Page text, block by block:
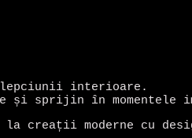
interioare.
și sprijin în momentele
creații moderne cu